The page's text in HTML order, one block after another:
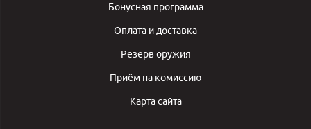
Бонусная программа
Оплата и доставка
Резерв оружия
Приём на комиссию
Карта сайта